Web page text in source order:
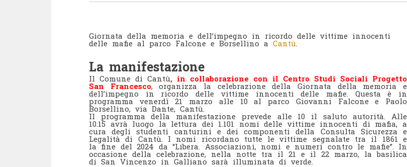
Giornata della memoria e dell’impegno in ricordo delle vittime innocenti
delle mafie al parco Falcone e Borsellino a Cantù.
La manifestazione
Il Comune di Cantù, in collaborazione con il Centro Studi Sociali Progetto
San Francesco, organizza la celebrazione della Giornata della memoria e
dell’impegno in ricordo delle vittime innocenti delle mafie. Questa è in
programma venerdì 21 marzo alle 10 al parco Giovanni Falcone e Paolo
Borsellino, via Dante, Cantù.
Il programma della manifestazione prevede alle 10 il saluto autorità. Alle
10.15 avrà luogo la lettura dei 1.101 nomi delle vittime innocenti di mafia, a
cura degli studenti canturini e dei componenti della Consulta Sicurezza e
Legalità di Cantù. I nomi ricordano tutte le vittime segnalate tra il 1861 e
la fine del 2024 da “Libera. Associazioni, nomi e numeri contro le mafie”. In
occasione della celebrazione, nella notte tra il 21 e il 22 marzo, la basilica
di San Vincenzo in Galliano sarà illuminata di verde.